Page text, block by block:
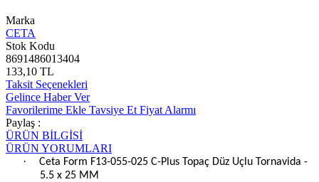
Marka
CETA
Stok Kodu
8691486013404
133,10 TL
Taksit Seçenekleri
Gelince Haber Ver
Favorilerime Ekle Tavsiye Et Fiyat Alarmı
Paylaş :
ÜRÜN BİLGİSİ
ÜRÜN YORUMLARI
·
Ceta Form F13-055-025 C-Plus Topaç Düz Uçlu Tornavida -
5.5 x 25 MM